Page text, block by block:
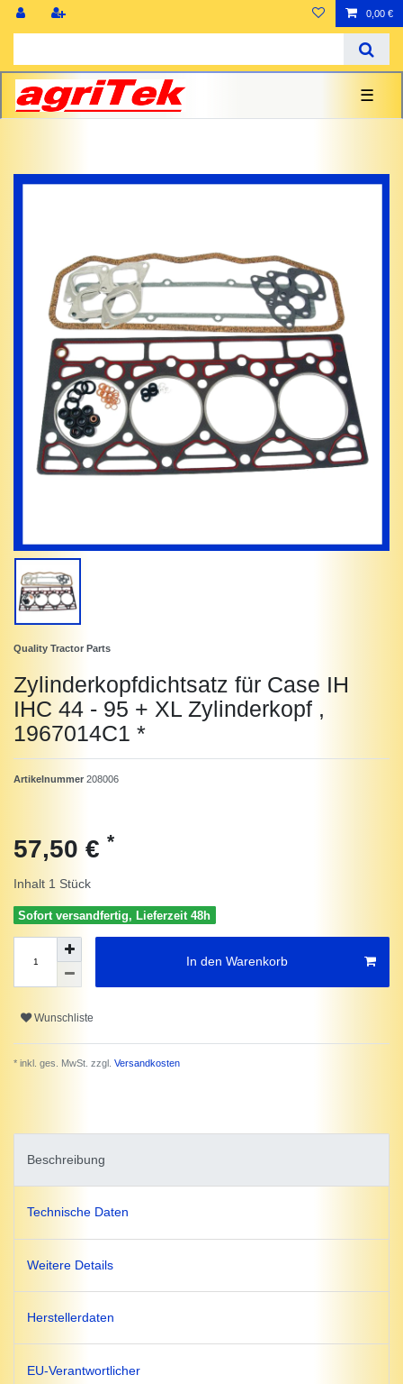
0,00 €
☰
Quality Tractor Parts
Zylinderkopfdichtsatz für Case IH
IHC 44 - 95 + XL Zylinderkopf ,
1967014C1 *
Artikelnummer 208006
57,50 € *
Inhalt 1 Stück
Sofort versandfertig, Lieferzeit 48h
In den Warenkorb
Wunschliste
* inkl. ges. MwSt. zzgl. Versandkosten
Beschreibung
Technische Daten
Weitere Details
Herstellerdaten
EU-Verantwortlicher